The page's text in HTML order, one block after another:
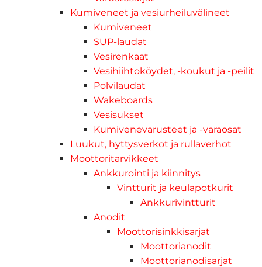
Kumiveneet ja vesiurheiluvälineet
Kumiveneet
SUP-laudat
Vesirenkaat
Vesihiihtoköydet, -koukut ja -peilit
Polvilaudat
Wakeboards
Vesisukset
Kumivenevarusteet ja -varaosat
Luukut, hyttysverkot ja rullaverhot
Moottoritarvikkeet
Ankkurointi ja kiinnitys
Vintturit ja keulapotkurit
Ankkurivintturit
Anodit
Moottorisinkkisarjat
Moottorianodit
Moottorianodisarjat